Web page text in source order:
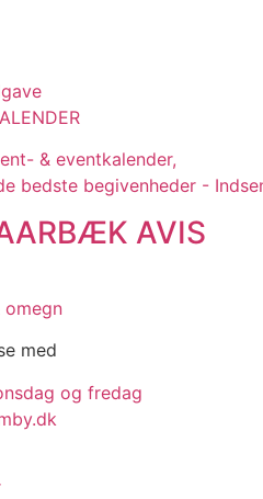
& eventkalender,
bedste begivenheder -
AVIS
med
og fredag